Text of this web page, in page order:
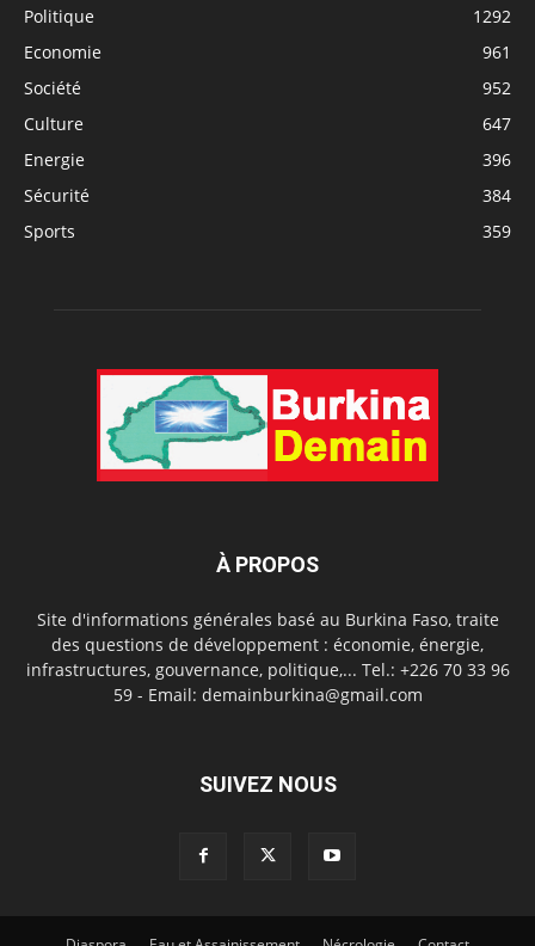
Politique
1292
Economie
961
Société
952
Culture
647
Energie
396
Sécurité
384
Sports
359
À PROPOS
Site d'informations générales basé au Burkina Faso, traite
des questions de développement : économie, énergie,
infrastructures, gouvernance, politique,... Tel.: +226 70 33 96
59 - Email: demainburkina@gmail.com
SUIVEZ NOUS